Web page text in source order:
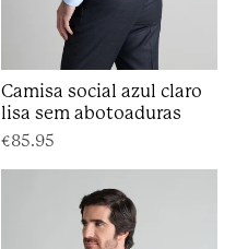
Camisa social azul claro
lisa sem abotoaduras
€85.95